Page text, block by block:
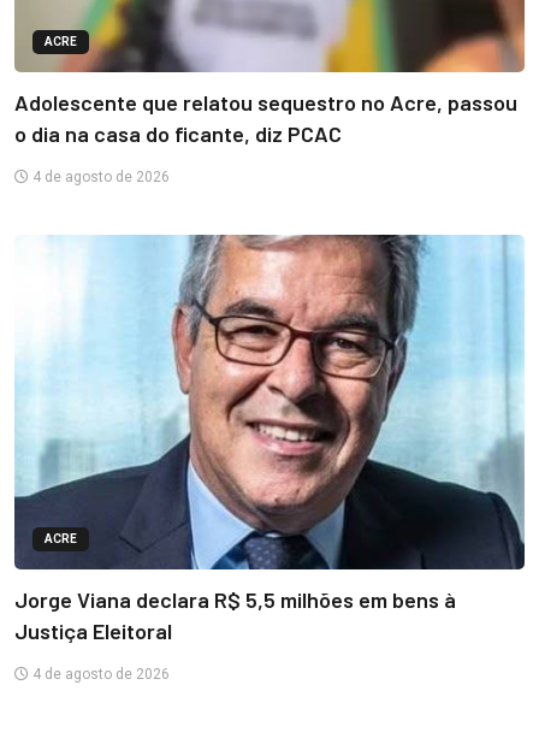
ACRE
Adolescente que relatou sequestro no Acre, passou
o dia na casa do ficante, diz PCAC
4 de agosto de 2026
ACRE
Jorge Viana declara R$ 5,5 milhões em bens à
Justiça Eleitoral
4 de agosto de 2026